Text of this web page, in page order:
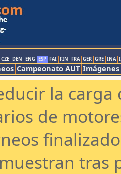
CZE DEN ENG ESP FAI FIN FRA GER GRE INA
Campeonato AUT Imágenes
la
de
tras